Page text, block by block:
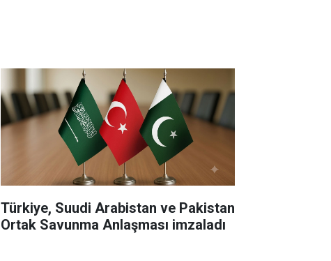
Türkiye, Suudi Arabistan ve Pakistan
Ortak Savunma Anlaşması imzaladı